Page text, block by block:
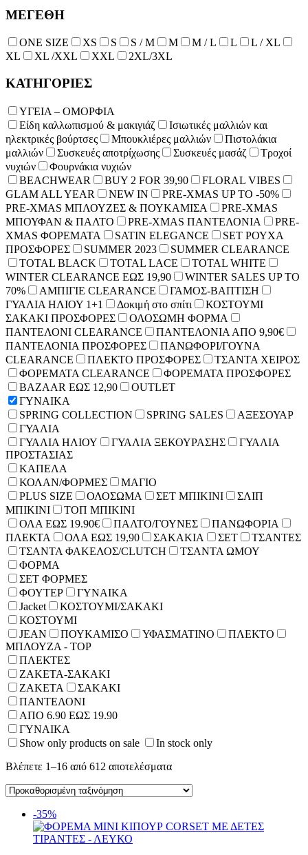
ΜΕΓΕΘΗ
ONE SIZE XS S S / M Μ M / L L
L / XL
XL
XL /XXL XXL 2XL/3XL
ΚΑΤΗΓΟΡΙΕΣ
ΥΓΕΙΑ – ΟΜΟΡΦΙΑ
Είδη καλλωπισμού & μακιγιάζ
Ισιωτικές μαλλιών και
ηλεκτρικές βούρτσες
Μπουκλιέρες μαλλιών
Πιστολάκια
μαλλιών
Συσκευές αποτρίχωσης Συσκευές μασάζ
Τροχοί
νυχιών
Φουρνάκια νυχιών
BEACHWEAR
BUY 2 FOR 39,90
FLORAL VIBES
GLAM ALL YEAR
NEW IN
PRE-XMAS UP TO -50%
PRE-XMAS ΜΠΛΟΥΖΕΣ & ΠΟΥΚΑΜΙΣΑ
PRE-XMAS
ΜΠΟΥΦΑΝ & ΠΑΛΤΟ
PRE-XMAS ΠΑΝΤΕΛΟΝΙΑ
PRE-
XMAS ΦΟΡΕΜΑΤΑ
SATIN ELEGANCE
SET ΡΟΥΧΑ
ΠΡΟΣΦΟΡΕΣ
SUMMER 2023
SUMMER CLEARANCE
TOTAL BLACK
TOTAL LACE
TOTAL WHITE
WINTER CLEARANCE ΕΩΣ 19,90
WINTER SALES UP TO
70%
ΑΜΠΙΓΙΕ CLEARANCE
ΓΑΜΟΣ-ΒΑΠΤΙΣΗ
ΓΥΑΛΙΑ ΗΛΙΟΥ 1+1
Δοκιμή στο σπίτι
ΚΟΣΤΟΥΜΙ
ΣΑΚΑΚΙ ΠΡΟΣΦΟΡΕΣ
ΟΛΟΣΩΜΗ ΦΟΡΜΑ
ΠΑΝΤΕΛΟΝΙ CLEARANCE
ΠΑΝΤΕΛΟΝΙΑ ΑΠΟ 9,90€
ΠΑΝΤΕΛΟΝΙΑ ΠΡΟΣΦΟΡΕΣ
ΠΑΝΩΦΟΡΙ/ΓΟΥΝΑ
CLEARANCE
ΠΛΕΚΤΟ ΠΡΟΣΦΟΡΕΣ
ΤΣΑΝΤΑ ΧΕΙΡΟΣ
ΦΟΡΕΜΑΤΑ CLEARANCE
ΦΟΡΕΜΑΤΑ ΠΡΟΣΦΟΡΕΣ
BAZAAR ΕΩΣ 12,90
OUTLET
ΓΥΝΑΙΚΑ
SPRING COLLECTION
SPRING SALES
ΑΞΕΣΟΥΑΡ
ΓΥΑΛΙΑ
ΓΥΑΛΙΑ ΗΛΙΟΥ
ΓΥΑΛΙΑ ΞΕΚΟΥΡΑΣΗΣ
ΓΥΑΛΙΑ
ΠΡΟΣΤΑΣΙΑΣ
ΚΑΠΕΛΑ
ΚΟΛΑΝ/ΦΟΡΜΕΣ
ΜΑΓΙΟ
PLUS SIZE
ΟΛΟΣΩΜΑ ΣΕΤ ΜΠΙΚΙΝΙ
ΣΛΙΠ
ΜΠΙΚΙΝΙ
ΤΟΠ ΜΠΙΚΙΝΙ
ΟΛΑ ΕΩΣ 19.90€
ΠΑΛΤΟ/ΓΟΥΝΕΣ
ΠΑΝΩΦΟΡΙΑ
ΠΛΕΚΤΑ
ΟΛΑ ΕΩΣ 19,90 ΣΑΚΑΚΙΑ ΣΕΤ
ΤΣΑΝΤΕΣ
ΤΣΑΝΤΑ ΦΑΚΕΛΟΣ/CLUTCH
ΤΣΑΝΤΑ ΩΜΟΥ
ΦΟΡΜΑ
ΣΕΤ ΦΟΡΜΕΣ
ΦΟΥΤΕΡ
ΓΥΝΑΙΚΑ
Jacket
ΚΟΣΤΟΥΜΙ/ΣΑΚΑΚΙ
ΚΟΣΤΟΥΜΙ
JEAN
ΠΟΥΚΑΜΙΣΟ ΥΦΑΣΜΑΤΙΝΟ
ΠΛΕΚΤΟ
ΜΠΛΟΥΖΑ - TOP
ΠΛΕΚΤΕΣ
ΖΑΚΕΤΑ-ΣΑΚΑΚΙ
ΖΑΚΕΤΑ
ΣΑΚΑΚΙ
ΠΑΝΤΕΛΟΝΙ
ΑΠΟ 6.90 ΕΩΣ 19.90
ΓΥΝΑΙΚΑ
Show only products on sale
In stock only
Βλέπετε 1–16 από 612 αποτελέσματα
-35%